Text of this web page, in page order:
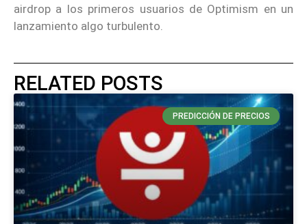
airdrop a los primeros usuarios de Optimism en un
lanzamiento algo turbulento.
RELATED POSTS
PREDICCIÓN DE PRECIOS